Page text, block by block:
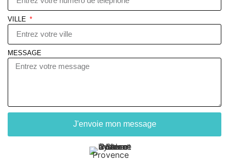
VILLE
MESSAGE
J'envoie mon message